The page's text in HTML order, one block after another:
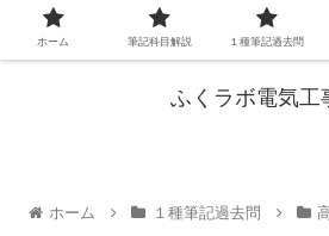
ふくラボ電気工
ホーム １種筆記過去問
ホーム 筆記科目解説 １種筆記過去問